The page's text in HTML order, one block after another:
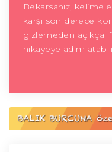
Bekarsanız,
karşı son derece
gizlemeden açıkça
hikayeye adım